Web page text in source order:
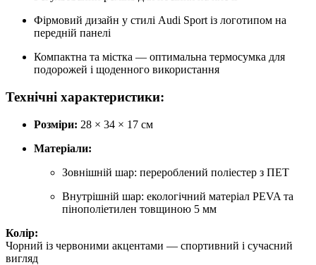
Фірмовий дизайн у стилі Audi Sport із логотипом на
передній панелі
Компактна та містка — оптимальна термосумка для
подорожей і щоденного використання
Технічні характеристики:
Розміри: 28 × 34 × 17 см
Матеріали:
Зовнішній шар: перероблений поліестер з ПЕТ
Внутрішній шар: екологічний матеріал PEVA та
пінополіетилен товщиною 5 мм
Колір:
Чорний із червоними акцентами — спортивний і сучасний
вигляд